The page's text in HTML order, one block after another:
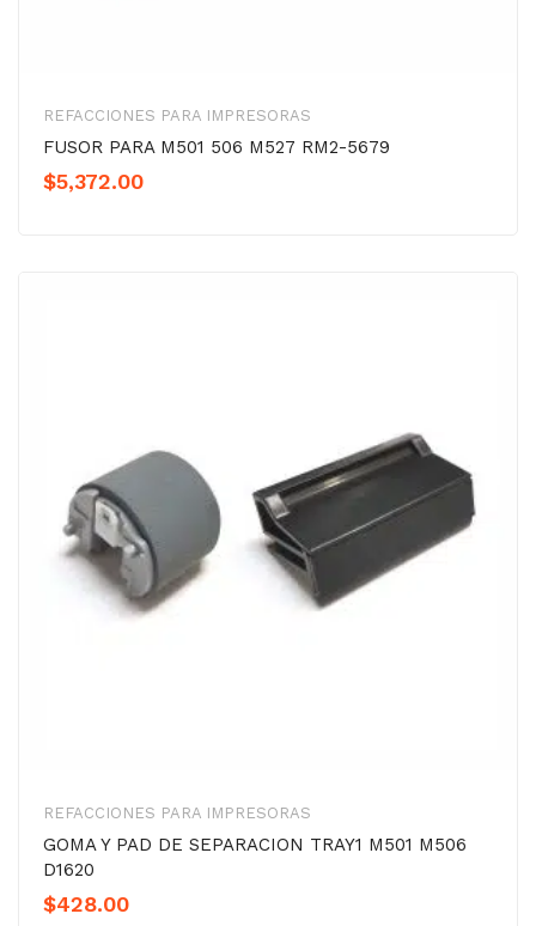
REFACCIONES PARA IMPRESORAS
FUSOR PARA M501 506 M527 RM2-5679
$5,372.00
REFACCIONES PARA IMPRESORAS
GOMA Y PAD DE SEPARACION TRAY1 M501 M506
D1620
$428.00